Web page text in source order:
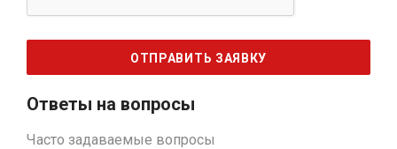
Ответы на вопросы
Часто задаваемые вопросы